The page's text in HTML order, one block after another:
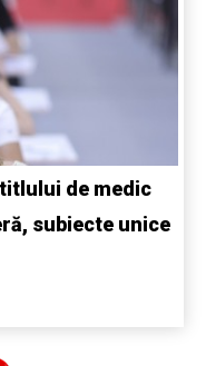
de medic
subiecte unice